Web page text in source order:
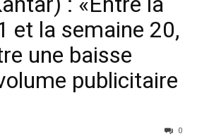
et la semaine 20,
une baisse
publicitaire
0